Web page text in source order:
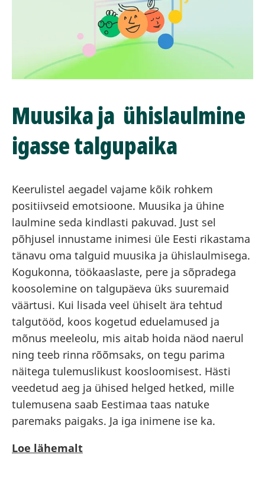
Muusika ja ühislaulmine
igasse talgupaika
Keerulistel aegadel vajame kõik rohkem
positiivseid emotsioone. Muusika ja ühine
laulmine seda kindlasti pakuvad. Just sel
põhjusel innustame inimesi üle Eesti rikastama
tänavu oma talguid muusika ja ühislaulmisega.
Kogukonna, töökaaslaste, pere ja sõpradega
koosolemine on talgupäeva üks suuremaid
väärtusi. Kui lisada veel ühiselt ära tehtud
talgutööd, koos kogetud eduelamused ja
mõnus meeleolu, mis aitab hoida näod naerul
ning teeb rinna rõõmsaks, on tegu parima
näitega tulemuslikust koosloomisest. Hästi
veedetud aeg ja ühised helged hetked, mille
tulemusena saab Eestimaa taas natuke
paremaks paigaks. Ja iga inimene ise ka.
Loe lähemalt